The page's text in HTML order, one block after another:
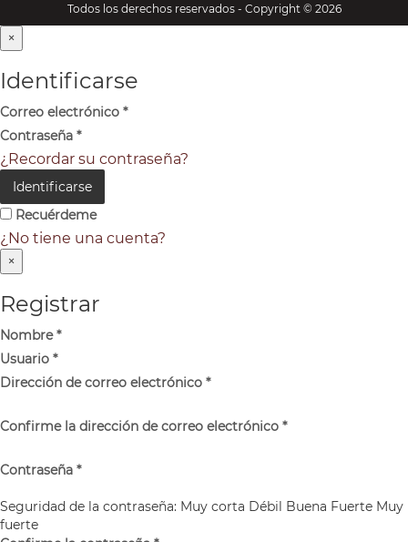
Todos los derechos reservados - Copyright © 2026
×
Identificarse
Correo electrónico *
Contraseña *
¿Recordar su contraseña?
Identificarse
Recuérdeme
¿No tiene una cuenta?
×
Registrar
Nombre*
Usuario *
Dirección de correo electrónico *
Confirme la dirección de correo electrónico *
Contraseña *
Seguridad de la contraseña: Muy corta Débil Buena Fuerte Muy
fuerte